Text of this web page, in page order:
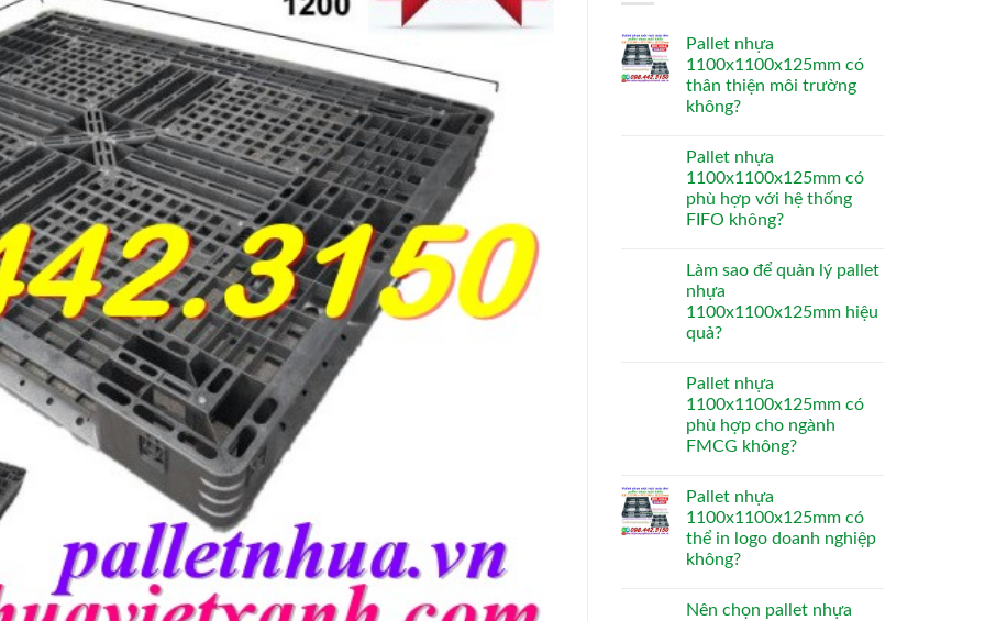
Pallet nhựa
1100x1100x125mm có
thân thiện môi trường
không?
Pallet nhựa
1100x1100x125mm có
phù hợp với hệ thống
FIFO không?
Làm sao để quản lý pallet
nhựa
1100x1100x125mm hiệu
quả?
Pallet nhựa
1100x1100x125mm có
phù hợp cho ngành
FMCG không?
Pallet nhựa
1100x1100x125mm có
thể in logo doanh nghiệp
không?
Nên chọn pallet nhựa